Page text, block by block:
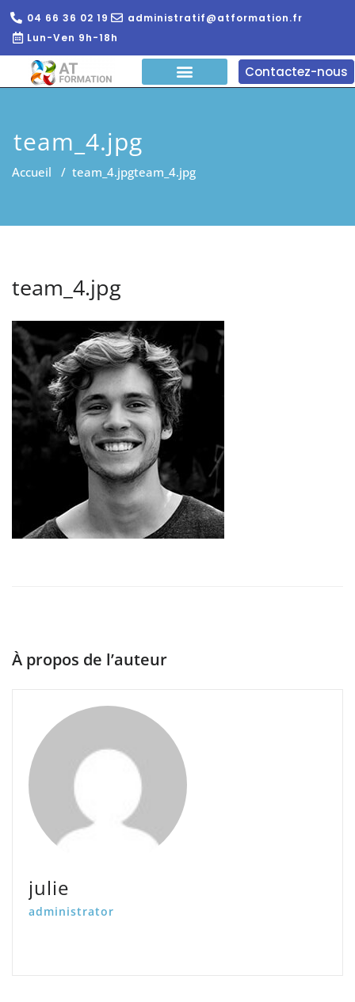
04 66 36 02 19
administratif@atformation.fr
Lun-Ven 9h-18h
Contactez-nous
team_4.jpg
Accueil / team_4.jpgteam_4.jpg
team_4.jpg
À propos de l’auteur
julie
administrator